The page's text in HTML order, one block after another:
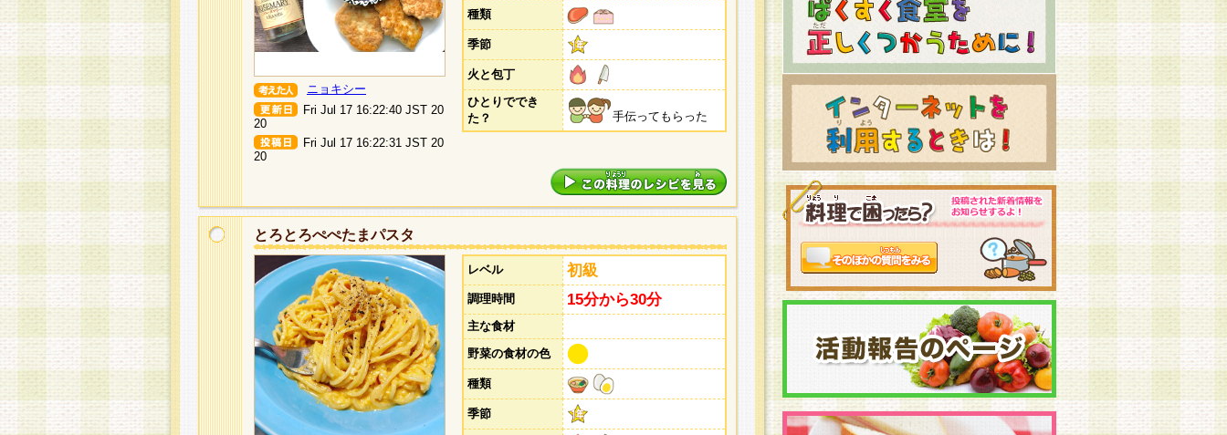
ニョキシー
Fri Jul 17 16:22:40 JST 20
20
Fri Jul 17 16:22:31 JST 20
20
種類
季節
火と包丁
ひとりででき
た？
手伝ってもらった
とろとろぺぺたまパスタ
レベル 初級
調理時間 15分から30分
主な食材
野菜の食材の色
種類
季節